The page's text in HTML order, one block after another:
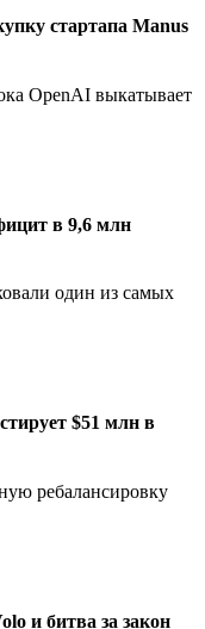
стартапа Manus
OpenAI выкатывает
в 9,6 млн
один из самых
$51 млн в
ребалансировку
и битва за закон